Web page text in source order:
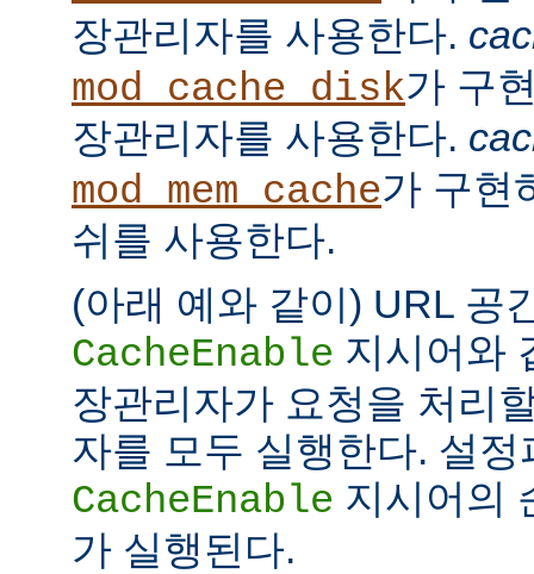
장관리자를 사용한다.
mod_cache_disk가 구
장관리자를 사용한다.
mod_mem_cache가 구현
쉬를 사용한다.
(아래 예와 같이) URL 공
CacheEnable 지시어와
장관리자가 요청을 처리
자를 모두 실행한다. 설정
CacheEnable 지시어의
가 실행된다.